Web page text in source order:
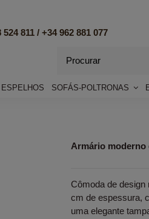
524 811 / +34 962 881 077
ESPELHOS SOFÁS-POLTRONAS
Armário moderno
Cômoda de design
cm de espessura,
uma elegante